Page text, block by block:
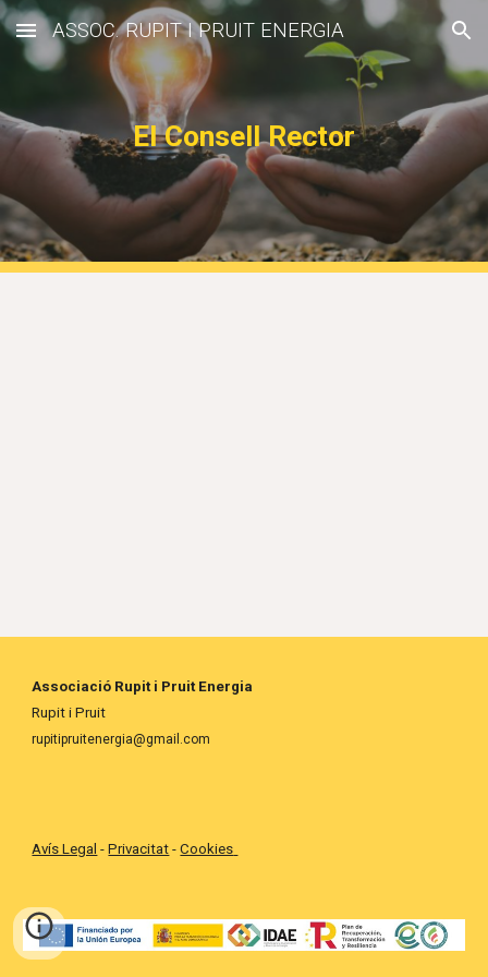
Skip to main content Skip to navigation
ASSOC. RUPIT I PRUIT ENERGIA
El Consell Rector
Associació Rupit i Pruit Energia
Rupit i Pruit
rupitipruitenergia@gmail.com
Avís Legal -Privacitat -Cookies